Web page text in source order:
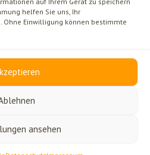
helfen Sie uns, Ihr
Ohne Einwilligung können bestimmte
ansehen